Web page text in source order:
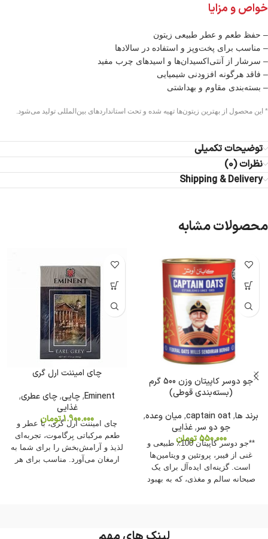
خواص و مزایا
– حفظ طعم و عطر طبیعی زیتون
– مناسب برای پخت‌وپز و استفاده در سالادها
– سرشار از آنتی‌اکسیدان‌ها و اسیدهای چرب مفید
– فاقد هرگونه افزودنی شیمیایی
– بسته‌بندی مقاوم و بهداشتی
* این محصول از بهترین زیتون‌ها تهیه شده و تحت استانداردهای بین‌المللی تولید می‌شود.
توضیحات تکمیلی
نظرات (0)
Shipping & Delivery
محصولات مشابه
جو دوسر کاپیتان وزن 500 گرم
(بسته‌بندی قوطی)
برند ها,
captain oat
, میان وعده,
جو دو سر,غذایی
550.000 تومان**جو دوسر کاپیتان 100٪ طبیعی و
غنی از فیبر، پروتئین و ویتامین‌ها
است. گزینه‌ای ایده‌آل برای یک
صبحانه سالم و مغذی، که به بهبود
چای امیننت ارل گری
Eminent
,چایی,چای عطری,
غذایی
1.900.000تومان
چای امیننت ارل گری، با عطر و
طعم مرکباتی بِرگاموت، تجربه‌ای
لذیذ و آرامش‌بخش را برای شما به
ارمغان می‌آورد. مناسب برای هر